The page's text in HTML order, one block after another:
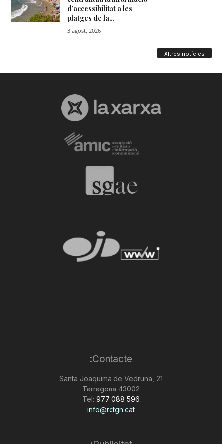
Altres notícies
Contacte:
Santa Joaquima de Vedruna, 21
43002 Tarragona
Tel: 977 088 596
info@rctgn.cat